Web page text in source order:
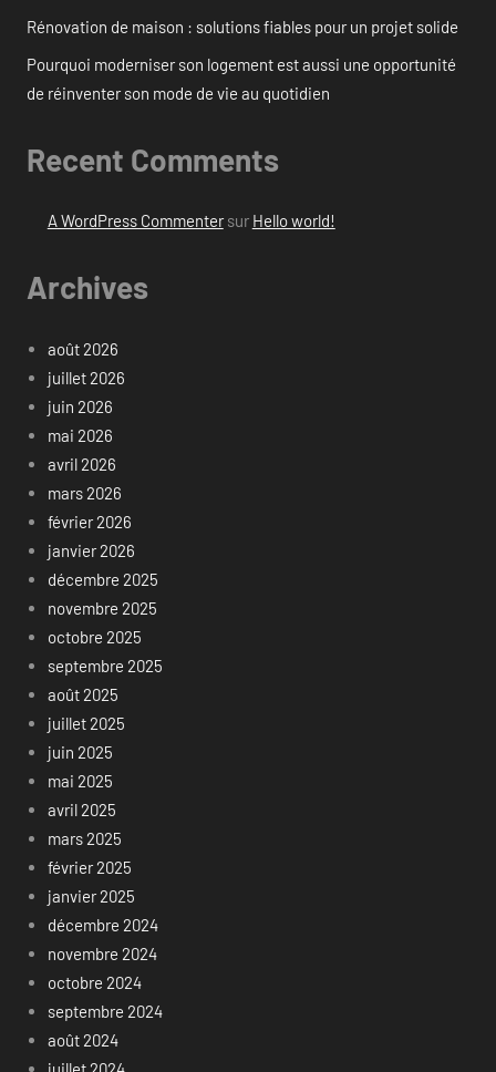
Rénovation de maison : solutions fiables pour un projet solide
Pourquoi moderniser son logement est aussi une opportunité
de réinventer son mode de vie au quotidien
Recent Comments
A WordPress Commentersur Hello world!
Archives
août 2026
juillet 2026
juin 2026
mai 2026
avril 2026
mars 2026
février 2026
janvier 2026
décembre 2025
novembre 2025
octobre 2025
septembre 2025
août 2025
juillet 2025
juin 2025
mai 2025
avril 2025
mars 2025
février 2025
janvier 2025
décembre 2024
novembre 2024
octobre 2024
septembre 2024
août 2024